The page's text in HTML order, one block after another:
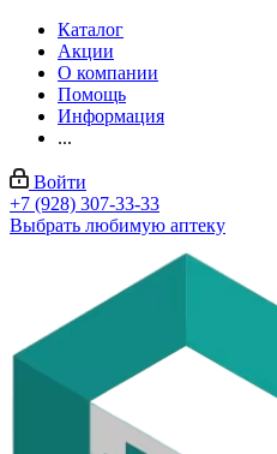
Каталог
Акции
О компании
Помощь
Информация
...
Войти
+7 (928) 307-33-33
Выбрать любимую аптеку